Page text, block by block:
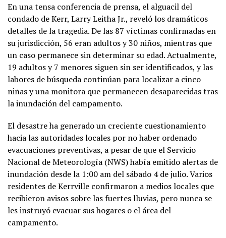
En una tensa conferencia de prensa, el alguacil del
condado de Kerr, Larry Leitha Jr., reveló los dramáticos
detalles de la tragedia. De las 87 víctimas confirmadas en
su jurisdicción, 56 eran adultos y 30 niños, mientras que
un caso permanece sin determinar su edad. Actualmente,
19 adultos y 7 menores siguen sin ser identificados, y las
labores de búsqueda continúan para localizar a cinco
niñas y una monitora que permanecen desaparecidas tras
la inundación del campamento.
El desastre ha generado un creciente cuestionamiento
hacia las autoridades locales por no haber ordenado
evacuaciones preventivas, a pesar de que el Servicio
Nacional de Meteorología (NWS) había emitido alertas de
inundación desde la 1:00 am del sábado 4 de julio. Varios
residentes de Kerrville confirmaron a medios locales que
recibieron avisos sobre las fuertes lluvias, pero nunca se
les instruyó evacuar sus hogares o el área del
campamento.